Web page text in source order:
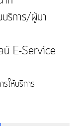
ริการ/ผู้มา
น์ E-Service
รให้บริการ